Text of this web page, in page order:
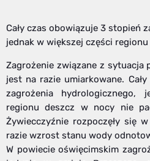
Cały czas obowiązuje 3 stopień
jednak w większej części regionu
Zagrożenie związane z sytuacja
jest na razie umiarkowane.
zagrożenia hydrologicznego,
regionu deszcz w nocy nie
Żywiecczyźnie rozpoczęły się
razie wzrost stanu wody
W powiecie oświęcimskim